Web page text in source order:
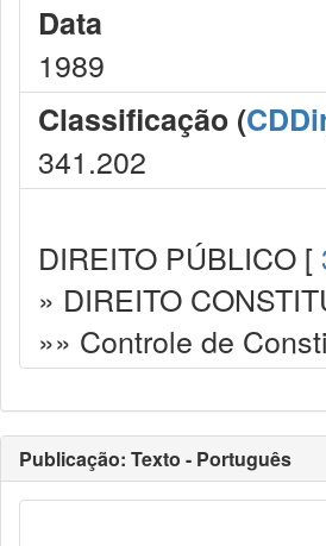
Data
1989
Classificação (
341.202
DIREITO PÚBLICO [
» DIREITO
»» Controle de
Publicação: Texto - Português